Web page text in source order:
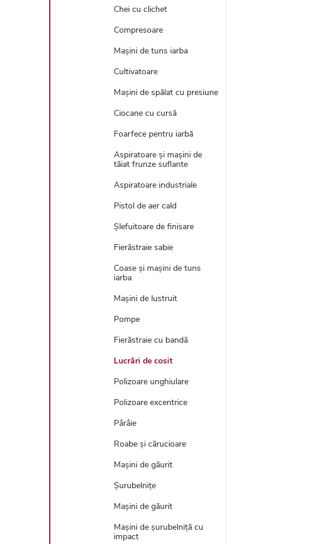
Chei cu clichet
Compresoare
Mașini de tuns iarba
Cultivatoare
Mașini de spălat cu presiune
Ciocane cu cursă
Foarfece pentru iarbă
Aspiratoare și mașini de
tăiat frunze suflante
Aspiratoare industriale
Pistol de aer cald
Șlefuitoare de finisare
Fierăstraie sabie
Coase și mașini de tuns
iarba
Mașini de lustruit
Pompe
Fierăstraie cu bandă
Lucrări de cosit
Polizoare unghiulare
Polizoare excentrice
Pârâie
Roabe și cărucioare
Mașini de găurit
Șurubelnițe
Mașini de găurit
Mașini de șurubelniță cu
impact